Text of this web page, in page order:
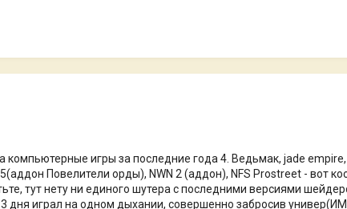
игры за последние года 4. Ведьмак, jade empire,
Повелители орды), NWN 2 (аддон), NFS Prostreet - вот
тут нету ни единого шутера с последними версиями
дня играл на одном дыхании, совершенно забросив